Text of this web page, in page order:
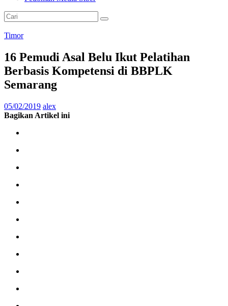
Timor
16 Pemudi Asal Belu Ikut Pelatihan
Berbasis Kompetensi di BBPLK
Semarang
05/02/2019 alex
Bagikan Artikel ini